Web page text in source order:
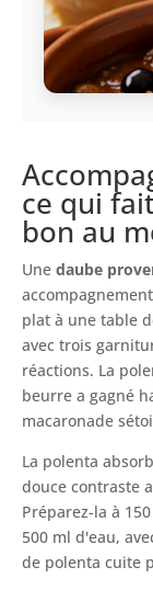
ce qui
bon au
Une daube
plat à une table
avec trois
réactions. La
beurre a gagné
macaronade
La polenta
douce contraste
Préparez-la à
500 ml d'eau,
de polenta cuite